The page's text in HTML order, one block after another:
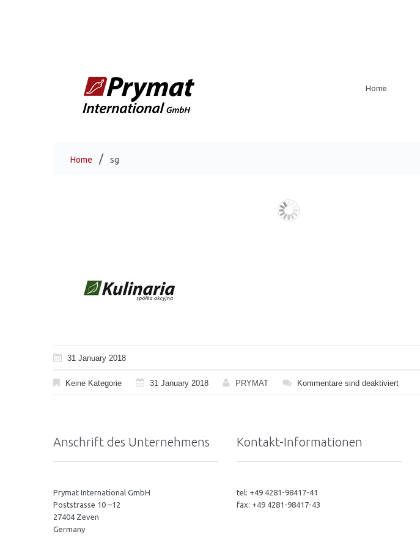
Home
Home sg
31 January 2018
Keine Kategorie 31 January 2018 PRYMAT Kommentare sind deaktiviert
Anschrift des Unternehmens
Prymat International GmbH
Poststrasse 10 –12
27404 Zeven
Germany
Kontakt-Informationen
tel: +49 4281-98417-41
fax: +49 4281-98417-43